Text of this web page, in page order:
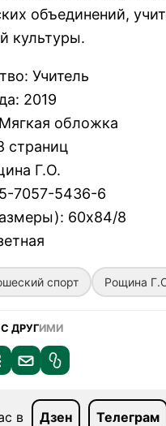
объединений,
культуры.
: Учитель
: 2019
Мягкая обложка
страниц
Г.О.
7057-5436-6
: 60х84/8
спорт Рощина
ДРУГИМИ
в Дзен Телеграм